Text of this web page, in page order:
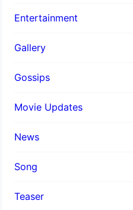
Entertainment
Gallery
Gossips
Movie Updates
News
Song
Teaser